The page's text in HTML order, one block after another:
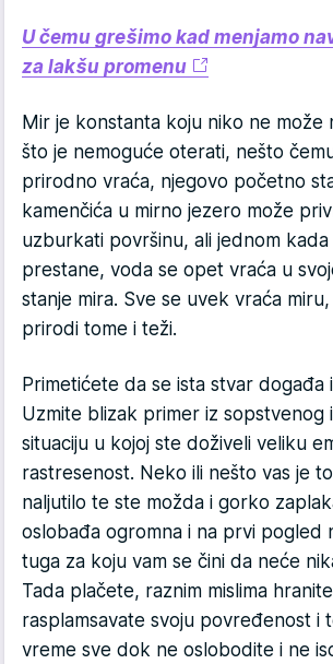
U čemu grešimo kad menjamo
za lakšu promenu
Mir je konstanta koju niko ne može
što je nemoguće oterati, nešto
prirodno vraća, njegovo početno
kamenčića u mirno jezero može
uzburkati površinu, ali jednom
prestane, voda se opet vraća u
stanje mira. Sve se uvek vraća
prirodi tome i teži.
Primetićete da se ista stvar događa
Uzmite blizak primer iz sopstvenog
situaciju u kojoj ste doživeli veliku
rastresenost. Neko ili nešto vas je
naljutilo te ste možda i gorko
oslobađa ogromna i na prvi pogled
tuga za koju vam se čini da neće
Tada plačete, raznim mislima
rasplamsavate svoju povređenost i
vreme sve dok ne oslobodite i ne